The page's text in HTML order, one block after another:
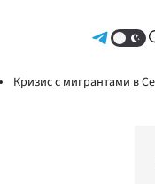
Кризис с мигрантами в